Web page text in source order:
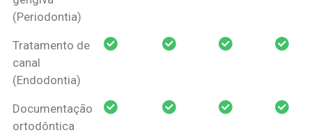
(Periodontia)
Tratamento de
canal
(Endodontia)
Documentação
ortodôntica